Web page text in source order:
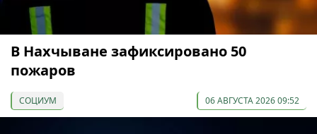
В Нахчыване зафиксировано 50
пожаров
СОЦИУМ 06 АВГУСТА 2026 09:52